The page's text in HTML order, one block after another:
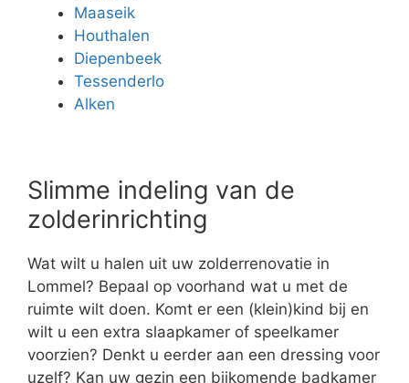
Maaseik
Houthalen
Diepenbeek
Tessenderlo
Alken
Slimme indeling van de
zolderinrichting
Wat wilt u halen uit uw zolderrenovatie in
Lommel? Bepaal op voorhand wat u met de
ruimte wilt doen. Komt er een (klein)kind bij en
wilt u een extra slaapkamer of speelkamer
voorzien? Denkt u eerder aan een dressing voor
uzelf? Kan uw gezin een bijkomende badkamer